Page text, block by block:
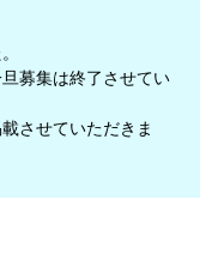
募集は終了させてい
させていただきま